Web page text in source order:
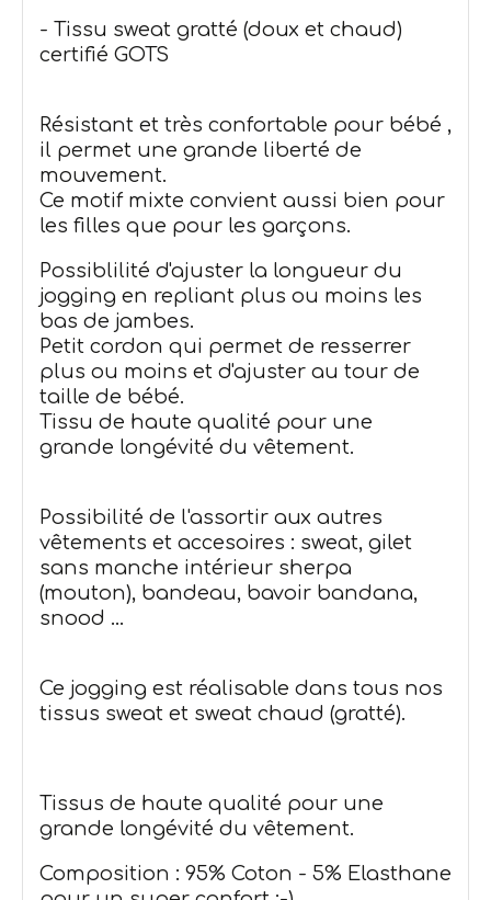
- Tissu sweat gratté (doux et chaud)
certifié GOTS
Résistant et très confortable pour bébé ,
il permet une grande liberté de
mouvement.
Ce motif mixte convient aussi bien pour
les filles que pour les garçons.
Possiblilité d'ajuster la longueur du
jogging en repliant plus ou moins les
bas de jambes.
Petit cordon qui permet de resserrer
plus ou moins et d'ajuster au tour de
taille de bébé.
Tissu de haute qualité pour une
grande longévité du vêtement.
Possibilité de l'assortir aux autres
vêtements et accesoires : sweat, gilet
sans manche intérieur sherpa
(mouton), bandeau, bavoir bandana,
snood ...
Ce jogging est réalisable dans tous nos
tissus sweat et sweat chaud (gratté).
Tissus de haute qualité pour une
grande longévité du vêtement.
Composition : 95% Coton - 5% Elasthane